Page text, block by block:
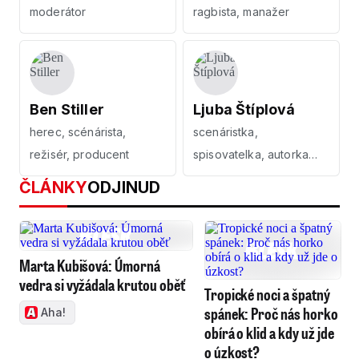
moderátor
ragbista, manažer
Ben Stiller
herec, scénárista,
režisér, producent
Ljuba Štíplová
scenáristka,
spisovatelka, autorka
knížek pro děti
ČLÁNKYODJINUD
Marta Kubišová: Úmorná
vedra si vyžádala krutou oběť
Aha!
Tropické noci a špatný
spánek: Proč nás horko
obírá o klid a kdy už jde
o úzkost?